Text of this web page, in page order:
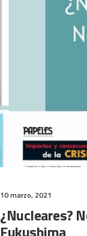
10 marzo, 2021
¿Nucleares?